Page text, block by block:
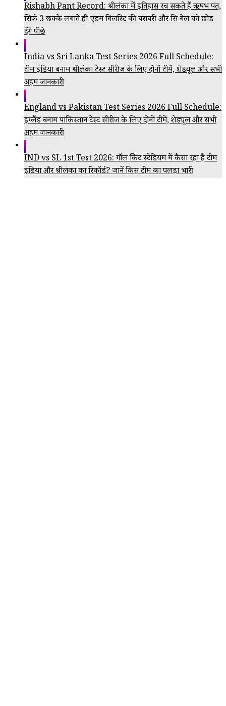
Rishabh Pant Record: श्रीलंका में इतिहास रच सकते हैं ऋषभ पंत,
सिर्फ 3 छक्के लगाते ही एडम गिलक्रिस्ट की बराबरी और क्रिस गेल को छोड़
देंगे पीछे
India vs Sri Lanka Test Series 2026 Full Schedule:
टीम इंडिया बनाम श्रीलंका टेस्ट सीरीज के लिए दोनों टीमें, शेड्यूल और सभी
अहम जानकारी
England vs Pakistan Test Series 2026 Full Schedule:
इंग्लैंड बनाम पाकिस्तान टेस्ट सीरीज के लिए दोनों टीमें, शेड्यूल और सभी
अहम जानकारी
IND vs SL 1st Test 2026: गॉल क्रिकेट स्टेडियम में कैसा रहा है टीम
इंडिया और श्रीलंका का रिकॉर्ड? जानें किस टीम का पलड़ा भारी